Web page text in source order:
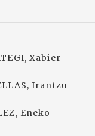
Xabier
Irantzu
Eneko